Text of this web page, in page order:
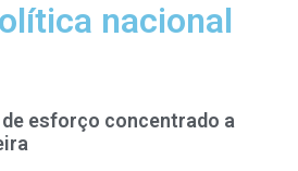
nacional
esforço concentrado a